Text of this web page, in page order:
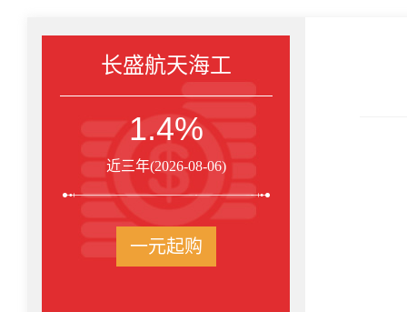
长盛航天海工
1.4%
近三年(2026-08-06)
一元起购